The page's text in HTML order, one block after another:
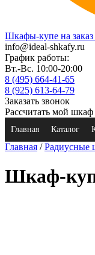
Шкафы-купе на
info@ideal-shkafy.ru
График работы:
Вт.-Вс. 10:00-20:00
8 (495) 664-41-65
8 (925) 613-64-79
Заказать звонок
Рассчитать мой шкаф
Главная Каталог
Главная /Радиусные
Шкаф-